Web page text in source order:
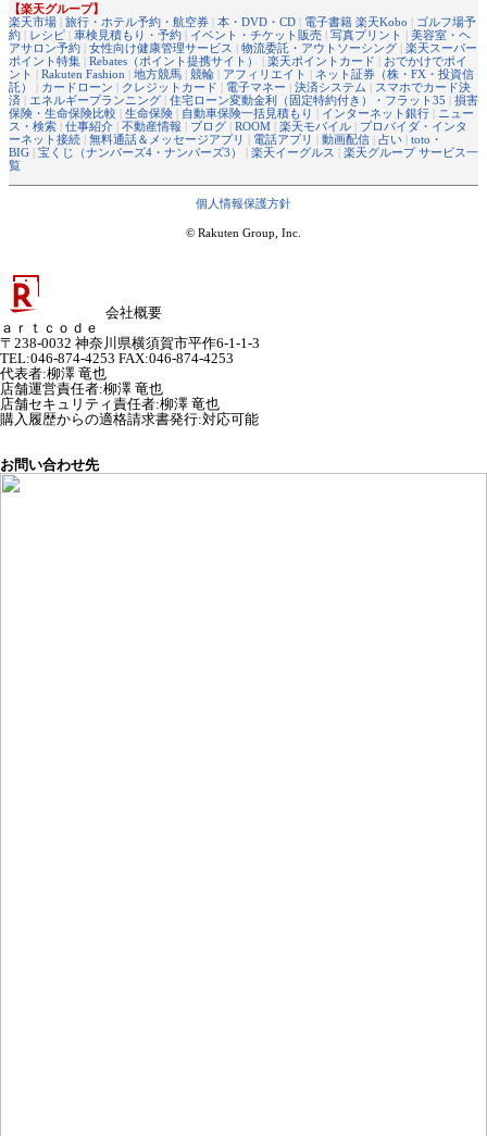
【楽天グループ】
楽天市場 | 旅行・ホテル予約・航空券 | 本・DVD・CD | 電子書籍 楽天Kobo | ゴルフ場予
約 | レシピ | 車検見積もり・予約 | イベント・チケット販売 | 写真プリント | 美容室・ヘ
アサロン予約 | 女性向け健康管理サービス | 物流委託・アウトソーシング | 楽天スーパー
ポイント特集 | Rebates（ポイント提携サイト） | 楽天ポイントカード | おでかけでポイ
ント | Rakuten Fashion | 地方競馬 | 競輪 | アフィリエイト | ネット証券（株・FX・投資信
託）
| カードローン | クレジットカード | 電子マネー | 決済システム | スマホでカード決
済 | エネルギープランニング | 住宅ローン変動金利（固定特約付き）・フラット35 | 損害
保険・生命保険比較 | 生命保険 | 自動車保険一括見積もり | インターネット銀行 | ニュー
ス・検索 | 仕事紹介 | 不動産情報 | ブログ | ROOM | 楽天モバイル | プロバイダ・インタ
ーネット接続 | 無料通話＆メッセージアプリ | 電話アプリ | 動画配信 | 占い | toto・
BIG | 宝くじ（ナンバーズ4・ナンバーズ3） | 楽天イーグルス | 楽天グループ サービス一
覧
個人情報保護方針
© Rakuten Group, Inc.
会社概要
ａｒｔｃｏｄｅ
〒238-0032 神奈川県横須賀市平作6-1-1-3
TEL:046-874-4253 FAX:046-874-4253
代表者:柳澤 竜也
店舗運営責任者:柳澤 竜也
店舗セキュリティ責任者:柳澤 竜也
購入履歴からの適格請求書発行:対応可能
お問い合わせ先